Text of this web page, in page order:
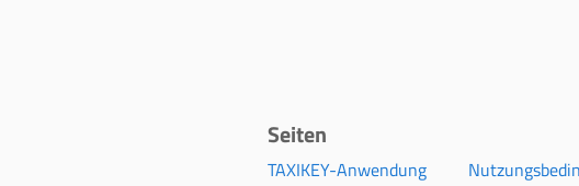
Seiten
TAXIKEY-Anwendung